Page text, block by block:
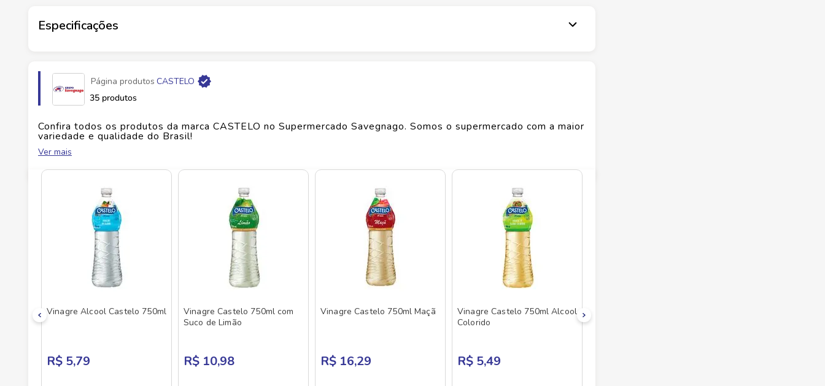
Especificações
Fabricante CASTELO ALIMENTOS S/A
EAN 7896048284693
Id do produto
Comprimento
Página produtos CASTELO
35 produtos
Confira todos os produtos da marca CASTELO no Supermercado Savegnago. Somos o supermercado com a maior
variedade e qualidade do Brasil!
No Savegnago, você encontra uma ampla seleção de produtos
Ver mais
Vinagre Alcool Castelo 750ml
R$ 5,79
Vinagre Castelo 750ml com
Suco de Limão
R$ 10,98
Vinagre Castelo 750ml Maçã
R$ 16,29
Vinagre Castelo 750ml Alcool
Colorido
R$ 5,49